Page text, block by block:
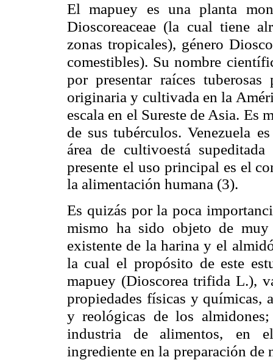
El mapuey es una planta
Dioscoreaceae (la cual tiene
zonas tropicales), género
comestibles). Su nombre
por presentar raíces
originaria y cultivada en la
escala en el Sureste de Asia. Es
de sus tubérculos. Venezuela
área de cultivoestá
presente el uso principal es el
la alimentación humana (3).
Es quizás por la poca
mismo ha sido objeto de muy
existente de la harina y el
la cual el propósito de este
mapuey (Dioscorea trifida L.),
propiedades físicas y químicas,
y reológicas de los almidones;
industria de alimentos,
en
ingrediente en la preparación de